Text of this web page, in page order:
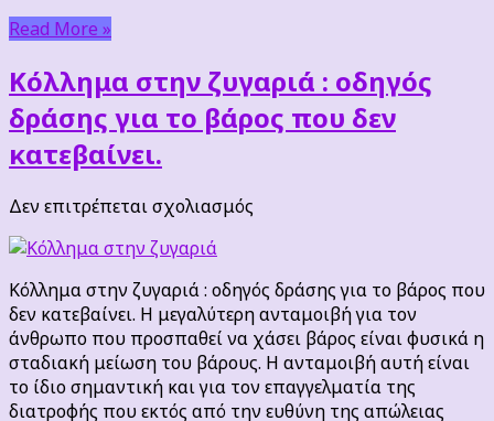
Read More »
Κόλλημα στην ζυγαριά : οδηγός
δράσης για το βάρος που δεν
κατεβαίνει.
Δεν επιτρέπεται σχολιασμός
ζυγαριά
:
οδηγός
δράσης
για
το
Κόλλημα στην ζυγαριά : οδηγός δράσης για το βάρος που
δεν κατεβαίνει. Η μεγαλύτερη ανταμοιβή για τον
άνθρωπο που προσπαθεί να χάσει βάρος είναι φυσικά η
σταδιακή μείωση του βάρους. Η ανταμοιβή αυτή είναι
το ίδιο σημαντική και για τον επαγγελματία της
διατροφής που εκτός από την ευθύνη της απώλειας